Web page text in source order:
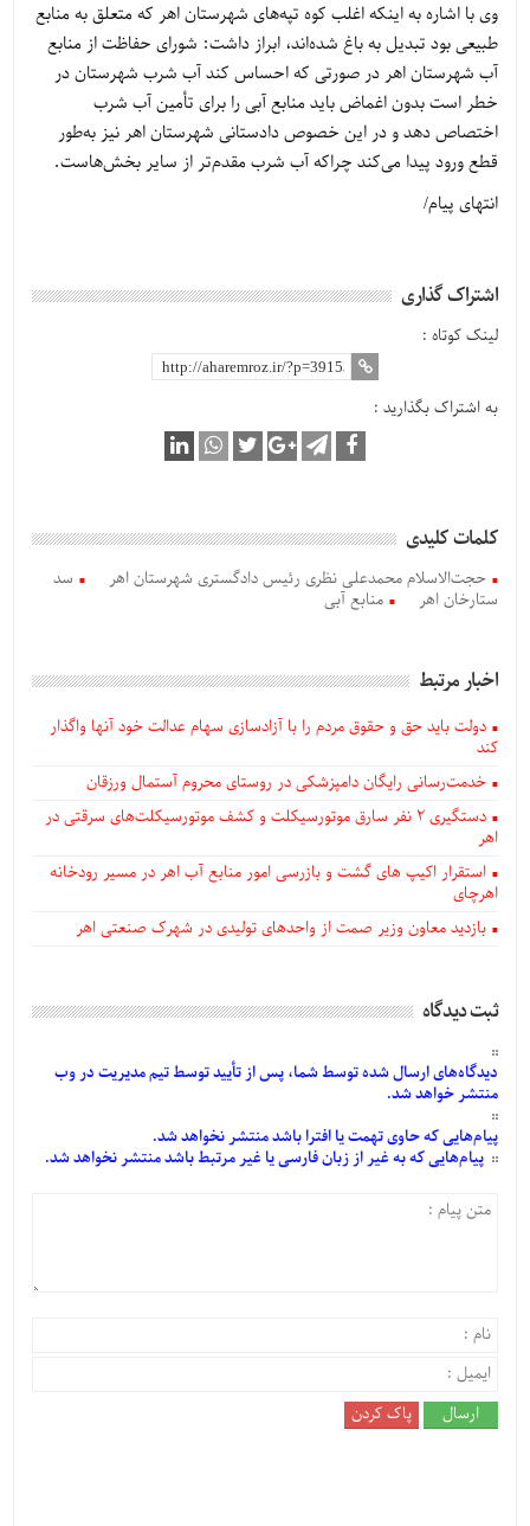
وی با اشاره به اینکه اغلب کوه تپه‌های شهرستان اهر که متعلق به منابع
طبیعی بود تبدیل به باغ شده‌اند، ابراز داشت: شورای حفاظت از منابع
آب شهرستان اهر در صورتی که احساس کند آب شرب شهرستان در
خطر است بدون اغماض باید منابع آبی را برای تأمین آب شرب
اختصاص دهد و در این خصوص دادستانی شهرستان اهر نیز به‌طور
قطع ورود پیدا می‌کند چراکه آب شرب مقدم‌تر از سایر بخش‌هاست.
انتهای پیام/
اشتراک گذاری
لینک کوتاه :
به اشتراک بگذارید :
کلمات کلیدی
حجت‌الاسلام محمدعلی نظری رئیس دادگستری شهرستان اهر
سد
ستارخان اهر
منابع آبی
اخبار مرتبط
دولت باید حق و حقوق مردم را با آزادسازی سهام عدالت خود آنها واگذار
کند
خدمت‌رسانی رایگان دامپزشکی در روستای محروم آستمال ورزقان
دستگيری ۲ نفر سارق موتورسیکلت و کشف موتورسیکلت‌های سرقتی در
اهر
استقرار اکیپ های گشت و بازرسی امور منابع آب اهر در مسیر رودخانه
اهرچای
بازدید معاون وزیر صمت از واحدهای تولیدی در شهرک صنعتی اهر
ثبت دیدگاه
دیدگاه‌هایارسالشدهتوسط شما، پس ازتأییدتوسط تیم مدیریت در وب
منتشر خواهد شد.
پیام‌هاییکه حاوی تهمت یا افترا باشد منتشر نخواهد شد.
پیام‌هاییکه به غیر از زبان فارسی یا غیر مرتبط باشد منتشر نخواهد شد.